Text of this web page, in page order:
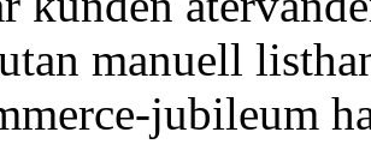
manuell
jubileum